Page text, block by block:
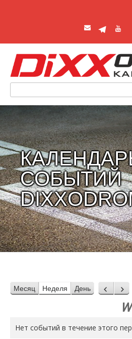
СОБЫТИЙ
Месяц Неделя День Назад
Нет событий в течение этого